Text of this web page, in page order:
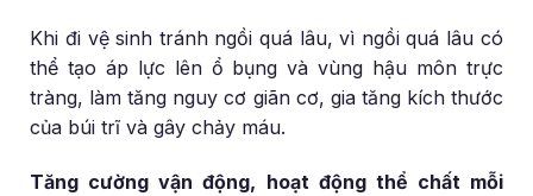
Khi đi vệ sinh tránh ngồi quá lâu, vì ngồi quá lâu có
thể tạo áp lực lên ổ bụng và vùng hậu môn trực
tràng, làm tăng nguy cơ giãn cơ, gia tăng kích thước
của búi trĩ và gây chảy máu.
Tăng cường vận động, hoạt động thể chất mỗi